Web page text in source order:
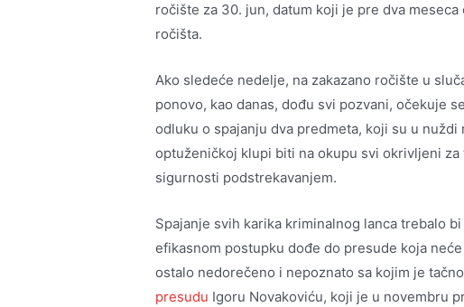
ročište za 30. jun, datum koji je pre dva
ročišta.
Ako sledeće nedelje, na zakazano ročište u
ponovo, kao danas, dođu svi pozvani, očekuje
odluku o spajanju dva predmeta, koji su u
optuženičkoj klupi biti na okupu svi okrivljeni
sigurnosti podstrekavanjem.
Spajanje svih karika kriminalnog lanca trebalo
efikasnom postupku dođe do presude koja
ostalo nedorečeno i nepoznato sa kojim je
presudu Igoru Novakoviću, koji je u novembru